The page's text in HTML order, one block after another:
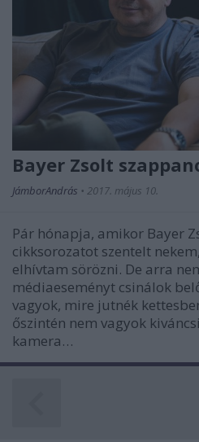
Bayer Zsolt
JámborAndrás • 2017. május 10.
Pár hónapja, amikor Bayer
cikksorozatot szentelt
elhívtam sörözni. De arra
médiaeseményt csinálok
vagyok, mire jutnék
őszintén nem vagyok
kamera…